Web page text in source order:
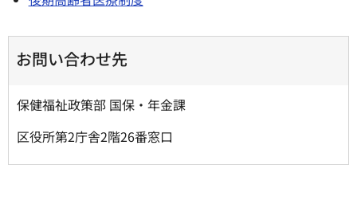
お問い合わせ先
保健福祉政策部 国保・年金課
区役所第2庁舎2階26番窓口